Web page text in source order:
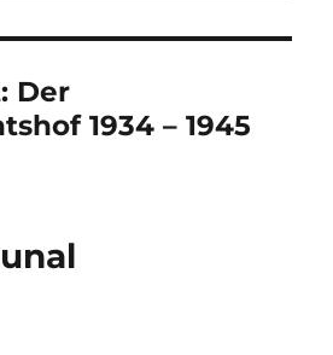
Der
1934 – 1945